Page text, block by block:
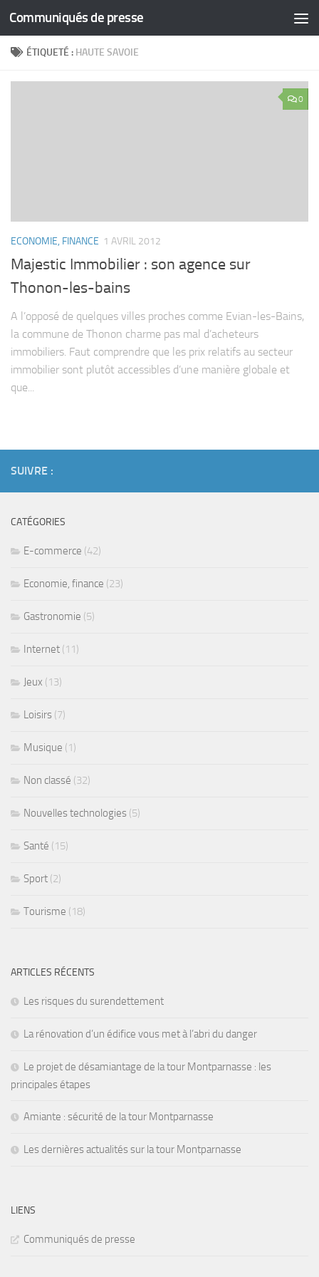
Skip to content
Communiqués de presse
ÉTIQUETÉ : HAUTE SAVOIE
0
ECONOMIE, FINANCE 1 AVRIL 2012
Majestic Immobilier : son agence sur
Thonon-les-bains
A l’opposé de quelques villes proches comme Evian-les-Bains,
la commune de Thonon charme pas mal d’acheteurs
immobiliers. Faut comprendre que les prix relatifs au secteur
immobilier sont plutôt accessibles d’une manière globale et
que...
SUIVRE :
CATÉGORIES
E-commerce (42)
Economie, finance (23)
Gastronomie (5)
Internet (11)
Jeux (13)
Loisirs (7)
Musique (1)
Non classé (32)
Nouvelles technologies (5)
Santé (15)
Sport (2)
Tourisme (18)
ARTICLES RÉCENTS
Les risques du surendettement
La rénovation d’un édifice vous met à l’abri du danger
Le projet de désamiantage de la tour Montparnasse : les
principales étapes
Amiante : sécurité de la tour Montparnasse
Les dernières actualités sur la tour Montparnasse
LIENS
Communiqués de presse